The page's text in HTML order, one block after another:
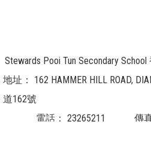
Stewards Pooi Tun Secondary
地址：
162 HAMMER HILL ROAD,
道162號
電話： 23265211 傳